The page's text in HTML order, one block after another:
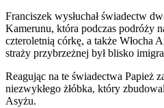
Franciszek wysłuchał świadectw
Kamerunu, która podczas podróży
czteroletnią córkę, a także Włocha
straży przybrzeżnej był blisko
Reagując na te świadectwa Papież
niezwykłego żłóbka, który
Asyżu.